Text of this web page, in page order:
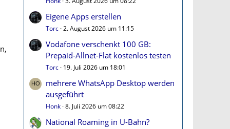
Eigene Apps erstellen
Torc 2. August 2026 um 11:15
Vodafone verschenkt 100 GB:
Prepaid-Allnet-Flat kostenlos testen
Torc 19. Juli 2026 um 18:01
mehrere WhatsApp Desktop werden
ausgeführt
Honk 8. Juli 2026 um 08:22
National Roaming in U-Bahn?